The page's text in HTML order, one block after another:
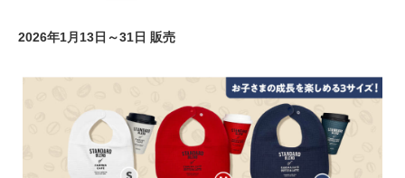
2026年1月13日～31日 販売